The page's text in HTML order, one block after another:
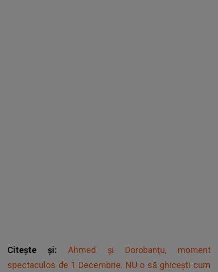
Citește și:Ahmed și Dorobanțu, moment
spectaculos de 1 Decembrie. NU o să ghicești cum